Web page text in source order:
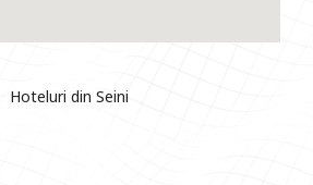
Hoteluri din Seini